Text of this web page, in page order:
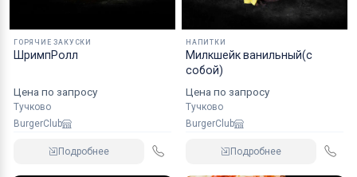
ГОРЯЧИЕ ЗАКУСКИ
ШримпРолл
Цена по запросу
Тучково
BurgerClub
Подробнее
НАПИТКИ
Милкшейк ванильный(с
собой)
Цена по запросу
Тучково
BurgerClub
Подробнее